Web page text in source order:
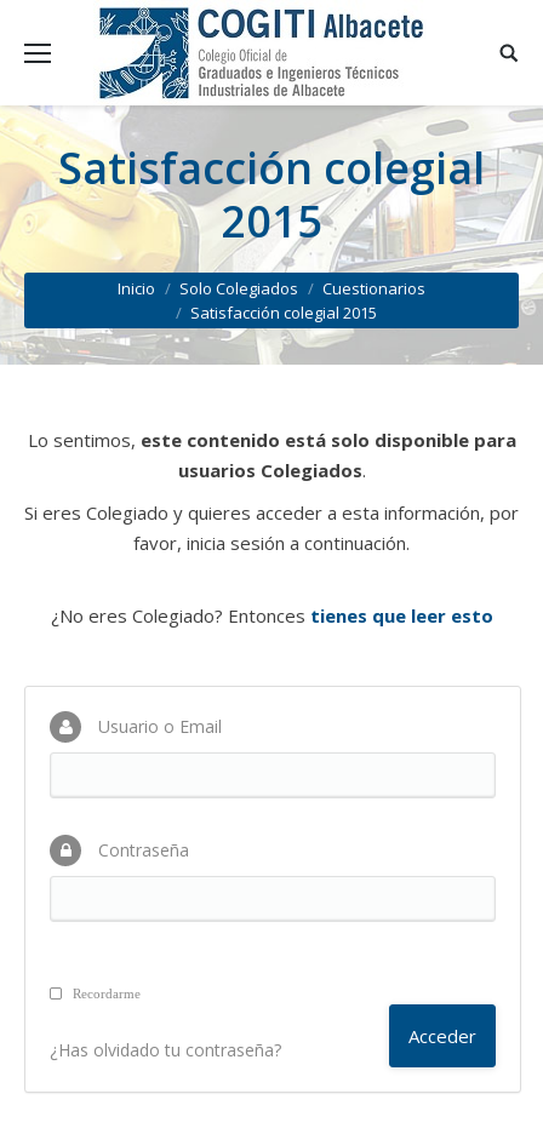
Satisfacción colegial
2015
You are here:
Inicio Solo Colegiados
Cuestionarios
Satisfacción colegial 2015
Lo sentimos, este contenido está solo disponible para
usuarios Colegiados.
Si eres Colegiado y quieres acceder a esta información, por
favor, inicia sesión a continuación.
¿No eres Colegiado? Entonces tienes que leer esto
Usuario o Email
Contraseña
Recordarme
¿Has olvidado tu contraseña?